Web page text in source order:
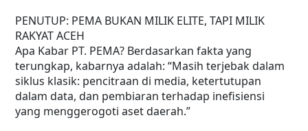
PENUTUP: PEMA BUKAN MILIK ELITE, TAPI MILIK
RAKYAT ACEH
Apa Kabar PT. PEMA? Berdasarkan fakta yang
terungkap, kabarnya adalah: “Masih terjebak dalam
siklus klasik: pencitraan di media, ketertutupan
dalam data, dan pembiaran terhadap inefisiensi
yang menggerogoti aset daerah.”